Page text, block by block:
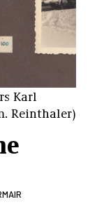
Karl
Reinthaler)